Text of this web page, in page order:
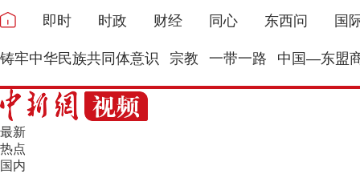
即时 时政 财经 同心 东西问 国
铸牢中华民族共同体意识 宗教 一带一路 中国—东盟
最新
热点
国内